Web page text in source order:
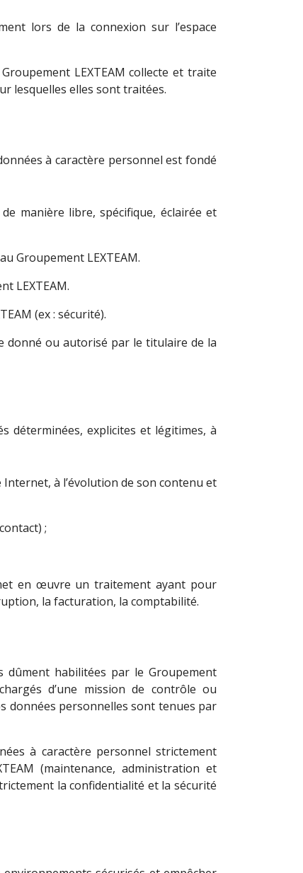
lors de la connexion sur l’espace
LEXTEAM collecte et traite
lesquelles elles sont traitées.
à caractère personnel est fondé
manière libre, spécifique, éclairée et
Groupement LEXTEAM.
LEXTEAM.
(ex : sécurité).
donné ou autorisé par le titulaire de la
déterminées, explicites et légitimes, à
à l’évolution de son contenu et
;
en œuvre un traitement ayant pour
la facturation, la comptabilité.
dûment habilitées par le Groupement
d’une mission de contrôle ou
données personnelles sont tenues par
à caractère personnel strictement
(maintenance, administration et
la confidentialité et la sécurité